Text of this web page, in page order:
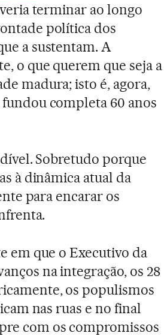
terminar ao longo
política dos
a sustentam. A
o que querem que seja a
madura; isto é, agora,
completa 60 anos
Sobretudo porque
à dinâmica atual da
para encarar os
em que o Executivo da
na integração, os 28
os populismos
nas ruas e no final
com os compromissos